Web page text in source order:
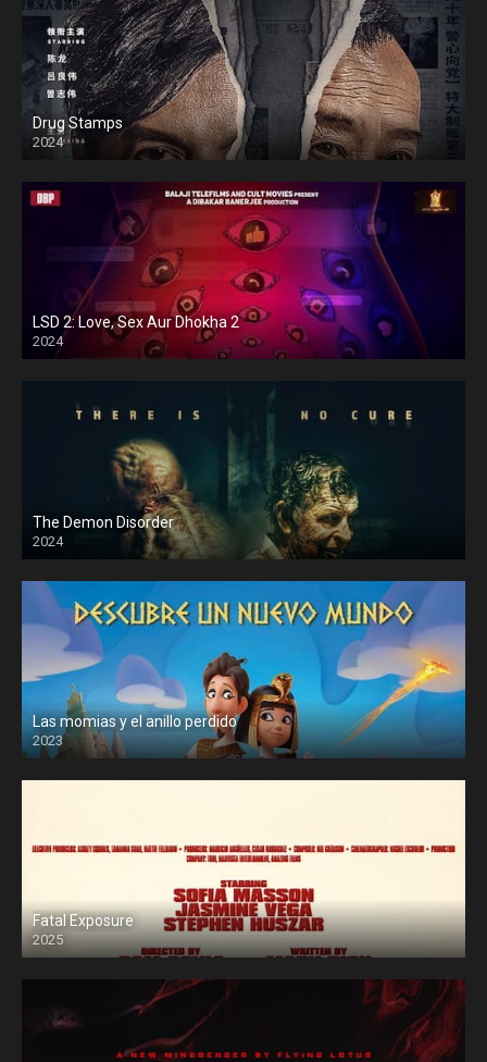
Drug Stamps
2024
LSD 2: Love, Sex Aur Dhokha 2
2024
The Demon Disorder
2024
Las momias y el anillo perdido
2023
Fatal Exposure
2025